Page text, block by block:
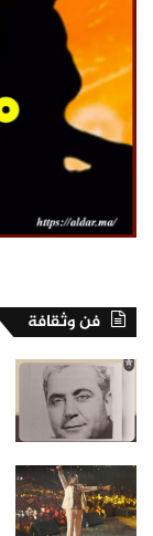
فن وثقافة